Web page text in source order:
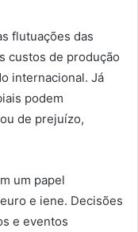
flutuações das
custos de produção
internacional. Já
podem
de prejuízo,
um papel
e iene. Decisões
e eventos